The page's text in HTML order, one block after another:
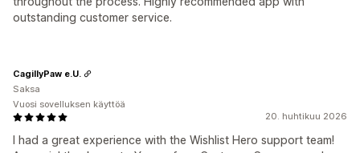
outstanding customer service.
20. huhtikuu 2026
I had a great experience with the Wishlist Hero support team!
CagillyPaw e.U.
Saksa
Vuosi sovelluksen käyttöä